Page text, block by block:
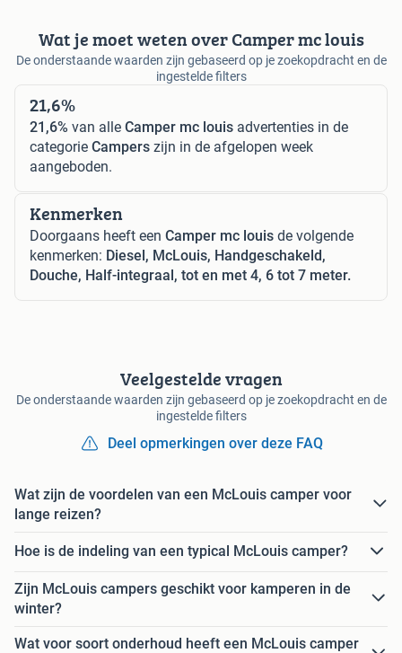
Wat je moet weten over Camper mc louis
De onderstaande waarden zijn gebaseerd op je zoekopdracht en de
ingestelde filters
21,6%
21,6% van alle Camper mc louis advertenties in de
categorie Campers zijn in de afgelopen week
aangeboden.
Kenmerken
Doorgaans heeft een Camper mc louis de volgende
kenmerken: Diesel, McLouis, Handgeschakeld,
Douche, Half-integraal, tot en met 4, 6 tot 7 meter.
Veelgestelde vragen
De onderstaande waarden zijn gebaseerd op je zoekopdracht en de
ingestelde filters
Deel opmerkingen over deze FAQ
Wat zijn de voordelen van een McLouis camper voor
lange reizen?
Hoe is de indeling van een typical McLouis camper?
Zijn McLouis campers geschikt voor kamperen in de
winter?
Wat voor soort onderhoud heeft een McLouis camper